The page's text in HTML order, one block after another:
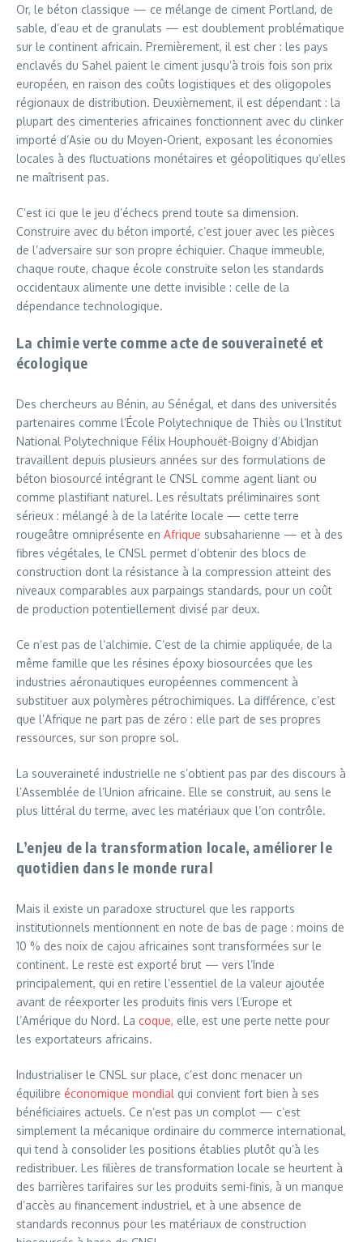
Or, le béton classique — ce mélange de ciment Portland, de
sable, d’eau et de granulats — est doublement problématique
sur le continent africain. Premièrement, il est cher : les pays
enclavés du Sahel paient le ciment jusqu’à trois fois son prix
européen, en raison des coûts logistiques et des oligopoles
régionaux de distribution. Deuxièmement, il est dépendant : la
plupart des cimenteries africaines fonctionnent avec du clinker
importé d’Asie ou du Moyen-Orient, exposant les économies
locales à des fluctuations monétaires et géopolitiques qu’elles
ne maîtrisent pas.
C’est ici que le jeu d’échecs prend toute sa dimension.
Construire avec du béton importé, c’est jouer avec les pièces
de l’adversaire sur son propre échiquier. Chaque immeuble,
chaque route, chaque école construite selon les standards
occidentaux alimente une dette invisible : celle de la
dépendance technologique.
La chimie verte comme acte de souveraineté et
écologique
Des chercheurs au Bénin, au Sénégal, et dans des universités
partenaires comme l’École Polytechnique de Thiès ou l’Institut
National Polytechnique Félix Houphouët-Boigny d’Abidjan
travaillent depuis plusieurs années sur des formulations de
béton biosourcé intégrant le CNSL comme agent liant ou
comme plastifiant naturel. Les résultats préliminaires sont
sérieux : mélangé à de la latérite locale — cette terre
rougeâtre omniprésente en Afrique subsaharienne — et à des
fibres végétales, le CNSL permet d’obtenir des blocs de
construction dont la résistance à la compression atteint des
niveaux comparables aux parpaings standards, pour un coût
de production potentiellement divisé par deux.
Ce n’est pas de l’alchimie. C’est de la chimie appliquée, de la
même famille que les résines époxy biosourcées que les
industries aéronautiques européennes commencent à
substituer aux polymères pétrochimiques. La différence, c’est
que l’Afrique ne part pas de zéro : elle part de ses propres
ressources, sur son propre sol.
La souveraineté industrielle ne s’obtient pas par des discours à
l’Assemblée de l’Union africaine. Elle se construit, au sens le
plus littéral du terme, avec les matériaux que l’on contrôle.
L’enjeu de la transformation locale, améliorer le
quotidien dans le monde rural
Mais il existe un paradoxe structurel que les rapports
institutionnels mentionnent en note de bas de page : moins de
10 % des noix de cajou africaines sont transformées sur le
continent. Le reste est exporté brut — vers l’Inde
principalement, qui en retire l’essentiel de la valeur ajoutée
avant de réexporter les produits finis vers l’Europe et
l’Amérique du Nord. La coque, elle, est une perte nette pour
les exportateurs africains.
Industrialiser le CNSL sur place, c’est donc menacer un
équilibre économique mondial qui convient fort bien à ses
bénéficiaires actuels. Ce n’est pas un complot — c’est
simplement la mécanique ordinaire du commerce international,
qui tend à consolider les positions établies plutôt qu’à les
redistribuer. Les filières de transformation locale se heurtent à
des barrières tarifaires sur les produits semi-finis, à un manque
d’accès au financement industriel, et à une absence de
standards reconnus pour les matériaux de construction